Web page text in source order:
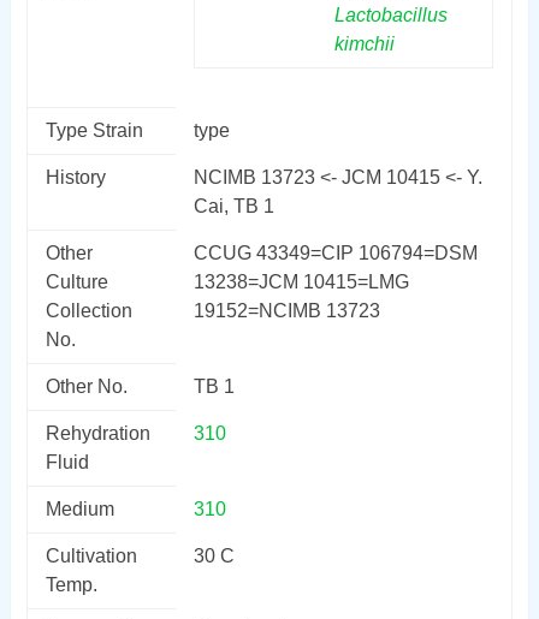
Lactobacillus
kimchii
Type Strain type
History
NCIMB 13723 <- JCM 10415 <- Y.
Cai, TB 1
Other
Culture
Collection
No.
CCUG 43349=CIP 106794=DSM
13238=JCM 10415=LMG
19152=NCIMB 13723
Other No. TB 1
Rehydration
Fluid
310
Medium 310
Cultivation
Temp.
30 C